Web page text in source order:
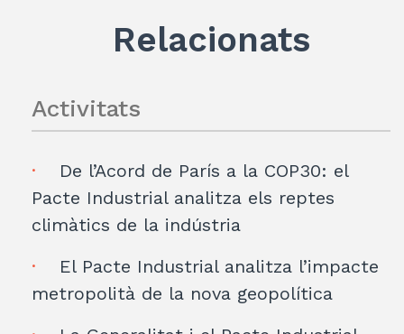
Relacionats
Activitats
De l’Acord de París a la COP30: el
Pacte Industrial analitza els reptes
climàtics de la indústria
El Pacte Industrial analitza l’impacte
metropolità de la nova geopolítica